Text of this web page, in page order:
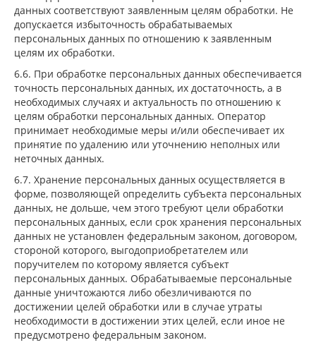
данных соответствуют заявленным целям обработки. Не
допускается избыточность обрабатываемых
персональных данных по отношению к заявленным
целям их обработки.
6.6. При обработке персональных данных обеспечивается
точность персональных данных, их достаточность, а в
необходимых случаях и актуальность по отношению к
целям обработки персональных данных. Оператор
принимает необходимые меры и/или обеспечивает их
принятие по удалению или уточнению неполных или
неточных данных.
6.7. Хранение персональных данных осуществляется в
форме, позволяющей определить субъекта персональных
данных, не дольше, чем этого требуют цели обработки
персональных данных, если срок хранения персональных
данных не установлен федеральным законом, договором,
стороной которого, выгодоприобретателем или
поручителем по которому является субъект
персональных данных. Обрабатываемые персональные
данные уничтожаются либо обезличиваются по
достижении целей обработки или в случае утраты
необходимости в достижении этих целей, если иное не
предусмотрено федеральным законом.